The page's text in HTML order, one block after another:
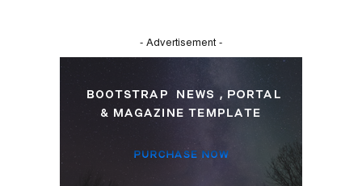
- Advertisement -